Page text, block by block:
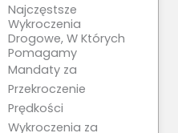
Najczęstsze
Wykroczenia
Drogowe, W Których
Pomagamy
Mandaty za
Przekroczenie
Prędkości
Wykroczenia za